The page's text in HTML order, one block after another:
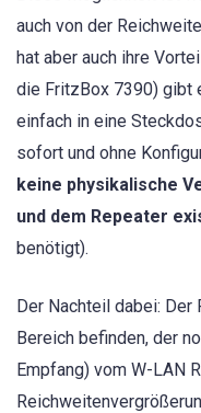
auch von der
hat aber auch ihre
die FritzBox 7390) gibt
einfach in eine
sofort und ohne
keine physikalische
und dem Repeater
benötigt).
Der Nachteil dabei:
Bereich befinden, der
Empfang) vom W-LAN